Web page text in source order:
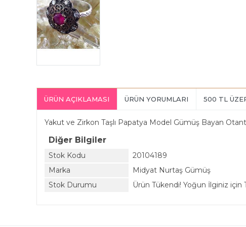
ÜRÜN AÇIKLAMASI ÜRÜN YORUMLARI 500 TL
Yakut ve Zirkon Taşlı Papatya Model Gümüş Bayan
Diğer Bilgiler
Stok Kodu
20104189
Marka
Midyat Nurtaş Gümüş
Stok Durumu
Ürün Tükendi! Yoğun İlginiz için